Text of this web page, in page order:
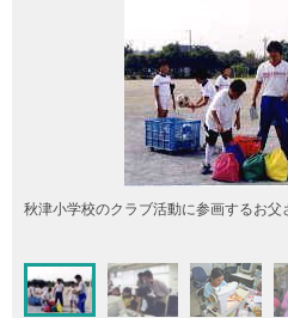
秋津小学校のクラブ活動に参画するお